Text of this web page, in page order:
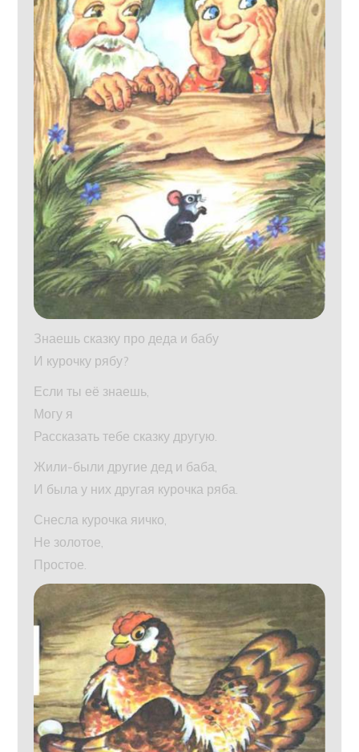
Знаешь сказку про деда и бабу
И курочку рябу?
Если ты её знаешь,
Могу я
Рассказать тебе сказку другую.
Жили-были другие дед и баба,
И была у них другая курочка ряба.
Снесла курочка яичко,
Не золотое,
Простое.